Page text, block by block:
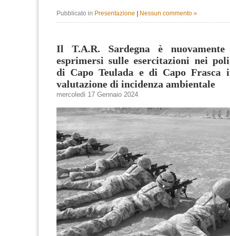
Pubblicato in Presentazione Nessun commento »
Il T.A.R. Sardegna è
esprimersi sulle esercitazioni nei
di Capo Teulada e di Capo Frasca
valutazione di incidenza ambientale
mercoledì 17 Gennaio 2024